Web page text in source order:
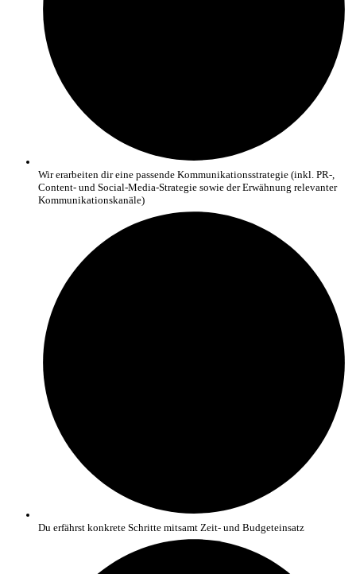
Wir erarbeiten dir eine passende Kommunikationsstrategie (inkl. PR-,
Content- und Social-Media-Strategie sowie der Erwähnung relevanter
Kommunikationskanäle)
Du erfährst konkrete Schritte mitsamt Zeit- und Budgeteinsatz